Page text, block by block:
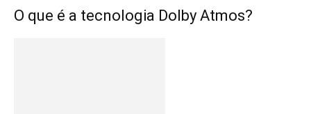
O que é a tecnologia Dolby Atmos?